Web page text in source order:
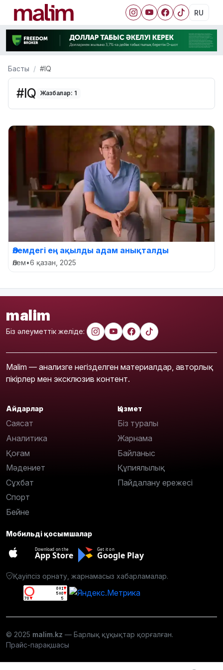
RU
Басты #IQ
#IQ Жазбалар: 1
Әлемдегі ең ақылды адам анықталды
Әлем•6 қазан, 2025
malim
Біз әлеуметтік желіде:
Malim — анализге негізделген материалдар, авторлық
пікірлер мен эксклюзив контент.
Айдарлар
Саясат
Аналитика
Қоғам
Мәдениет
Сұхбат
Спорт
Бейне
Қызмет
Біз туралы
Жарнама
Байланыс
Құпиялылық
Пайдалану ережесі
Мобильді қосымшалар
Download on the
App Store
Get it on
Google Play
Қауіпсіз орнату, жарнамасыз хабарламалар.
© 2025 malim.kz — Барлық құқықтар қорғалған.
Прайс-парақшасы